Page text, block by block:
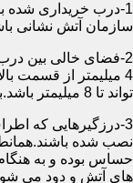
1-درب خریداری شده
سازمان آتش نشانی
2-فضای خالی بین
4 میلیمتر از قسمت
تواند تا 8 میلیمتر باشد.به عبارتی نور نباید از پایین درب درز نماید.
3-درزگیرهایی که
نصب شده
حساس بوده و به
های آتش و دود می